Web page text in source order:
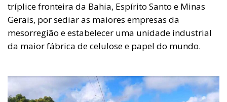
tríplice fronteira da Bahia, Espírito Santo e Minas
Gerais, por sediar as maiores empresas da
mesorregião e estabelecer uma unidade industrial
da maior fábrica de celulose e papel do mundo.